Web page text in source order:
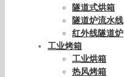
隧道式烘箱
隧道炉流水线
红外线隧道炉
工业烤箱
工业烘箱
热风烤箱